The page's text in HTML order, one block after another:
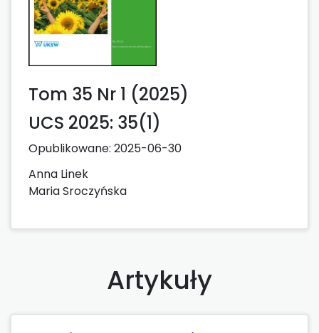
Tom 35 Nr 1 (2025)
UCS 2025: 35(1)
Opublikowane: 2025-06-30
Anna Linek
Maria Sroczyńska
Artykuły